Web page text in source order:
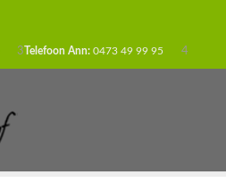
3Telefoon Ann: 0473 49 99 95 4